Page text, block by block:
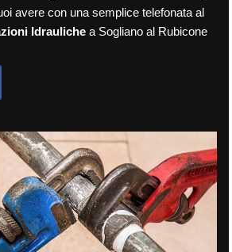
avere con una semplice telefonata al
Idraulichea Sogliano al Rubicone